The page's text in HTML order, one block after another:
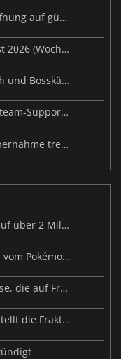
Steam Frame: Preis-Leak zerstört Hoffnung auf günstiges VR-Headset
Neue Videospiele der Woche – August 2026 (Woche 32)
Palworld-Update verbessert Sunreach und Bosskämpfe deutlich
Microsoft überdenkt Project Helix – Steam-Support gefährdet
Malware-Karten und eine Discord-Übernahme treffen Meccha Chameleon
Resident Evil Veronica steht bereits auf über 2 Millionen Wunschlisten
Beast of Reincarnation: Frischer Kurs vom Pokémon-Studio
Big Walk ist jetzt erhältlich – eine Reise, die auf Freundschaft basiert
Warhammer 40.000: Dawn of War 4 stellt die Fraktion der Necrons vor